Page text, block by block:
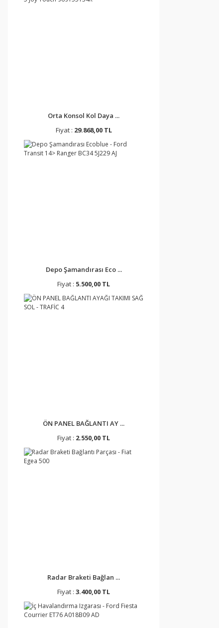
Orta Konsol Kol Daya ...
Fiyat : 29.868,00 TL
Depo Şamandırası Eco ...
Fiyat : 5.500,00 TL
ÖN PANEL BAĞLANTI AY ...
Fiyat : 2.550,00 TL
Radar Braketi Bağlan ...
Fiyat : 3.400,00 TL